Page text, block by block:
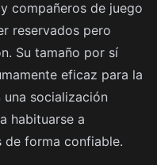
compañeros de juego
reservados pero
Su tamaño por sí
eficaz para la
una socialización
habituarse a
de forma confiable.